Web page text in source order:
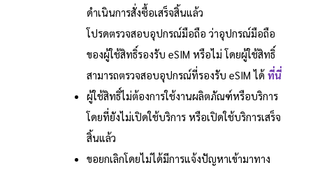
ดำเนินการสั่งซื้อเสร็จสิ้นแล้ว
โปรดตรวจสอบอุปกรณ์มือถือ ว่าอุปกรณ์มือถือ
ของผู้ใช้สิทธิ์รองรับ eSIM หรือไม่ โดยผู้ใช้สิทธิ์
สามารถตรวจสอบอุปกรณ์ที่รองรับ eSIM ได้ ที่นี่
ผู้ใช้สิทธิ์ไม่ต้องการใช้งานผลิตภัณฑ์หรือบริการ
โดยที่ยังไม่เปิดใช้บริการ หรือเปิดใช้บริการเสร็จ
สิ้นแล้ว
ขอยกเลิกโดยไม่ได้มีการแจ้งปัญหาเข้ามาทาง